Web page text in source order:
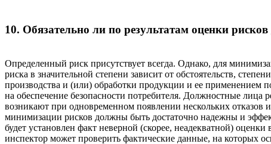
10. Обязательно ли по результатам оценки
Определенный риск присутствует всегда. Однако, для
риска в значительной степени зависит от обстоятельств,
производства и (или) обработки продукции и ее применением
на обеспечение безопасности потребителя. Должностные
возникают при одновременном появлении нескольких отказов
минимизации рисков должны быть достаточно надежны и
будет установлен факт неверной (скорее, неадекватной)
инспектор может проверить фактические данные, на которых